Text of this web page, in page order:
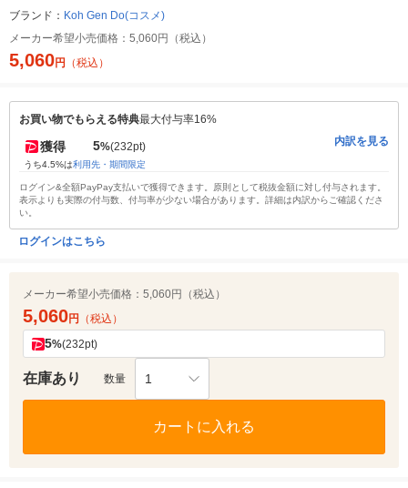
ブランド： Koh Gen Do(コスメ)
メーカー希望小売価格： 5,060円（税込）
5,060円 （税込）
お買い物でもらえる特典最大付与率16%
獲得 5%(232pt)
うち4.5%は利用先・期間限定
内訳を見る
ログイン&全額PayPay支払いで獲得できます。原則として税抜金額に対し付与されます。
表示よりも実際の付与数、付与率が少ない場合があります。詳細は内訳からご確認くださ
い。
ログインはこちら
メーカー希望小売価格： 5,060円（税込）
5,060円 （税込）
5%(232pt)
在庫あり 数量 1
カートに入れる